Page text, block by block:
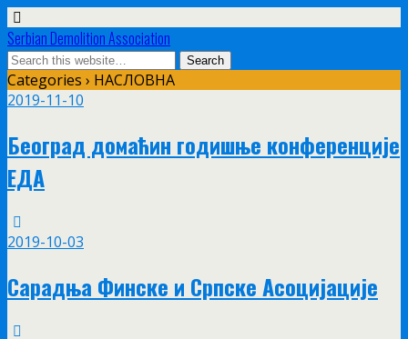
Serbian Demolition Association
Categories › НАСЛОВНА
2019-11-10
Београд домаћин годишње конференције
ЕДА
2019-10-03
Сарадња Финске и Српске Асоцијације